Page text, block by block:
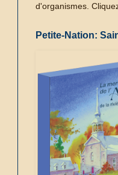
d'organismes.
Petite-Nation: